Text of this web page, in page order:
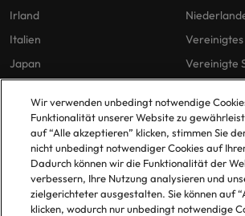
Irland
Italien
Japan
Vereinigte
Unsere Richtlinien
Datenschutz
Cookie-Richtlinie
Büros
Berlin
Düsseldorf
Wir verwenden unbedingt notwendige
Funktionalität unserer Website zu
auf “Alle akzeptieren” klicken, stimmen Sie
nicht unbedingt notwendiger Cookies auf
Dadurch können wir die Funktionalität der
verbessern, Ihre Nutzung analysieren und
zielgerichteter ausgestalten. Sie können auf
klicken, wodurch nur unbedingt notwendige